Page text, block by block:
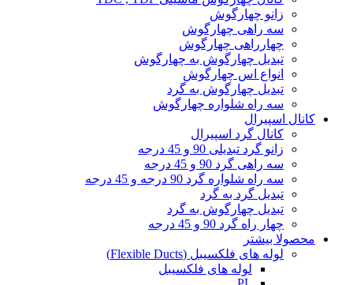
زانو چهارگوش
سه راهی چهارگوش
چهارراهی چهارگوش
تبدیل چهارگوش به چهارگوش
انواع اس چهارگوش
تبدیل چهارگوش به گرد
سه راه شلواره چهارگوش
کانال اسپیرال
کانال گرد اسپیرال
زانو گرد تبدیلی 90 و 45 درجه
سه راهی گرد 90 و 45 درجه
سه راه شلواره گرد 90 درجه و 45 درجه
تبدیل گرد به گرد
تبدیل چهارگوش به گرد
چهار راه گرد 90 و 45 درجه
محصولا بیشتر
لوله های فلکسیبل (Flexible Ducts)
لوله های فلکسیبل